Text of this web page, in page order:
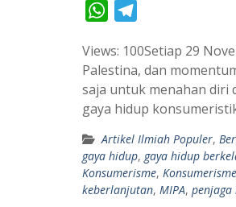
W
a
t
p
p
l
e
a
m
Views: 100Setiap 29
Palestina, dan
saja untuk menahan diri
gaya hidup
Artikel Ilmiah Populer,
gaya hidup, gaya hidup
Konsumerisme,
keberlanjutan, MIPA, penjaga